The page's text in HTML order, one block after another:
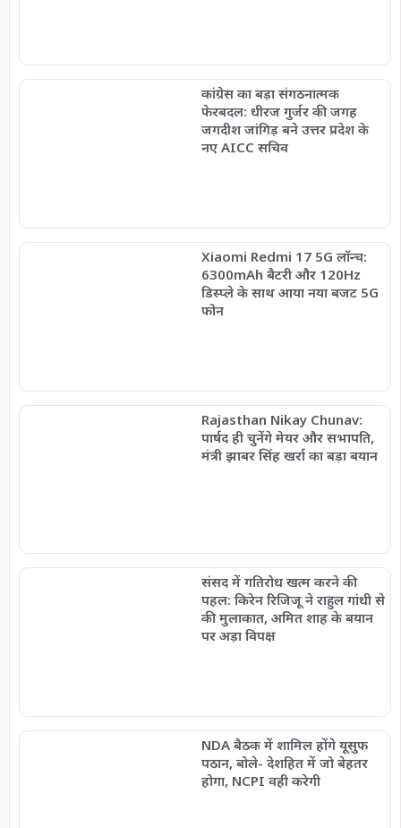
कांग्रेस का बड़ा संगठनात्मक
फेरबदल: धीरज गुर्जर की जगह
जगदीश जांगिड़ बने उत्तर प्रदेश के
नए AICC सचिव
Xiaomi Redmi 17 5G लॉन्च:
6300mAh बैटरी और 120Hz
डिस्प्ले के साथ आया नया बजट 5G
फोन
Rajasthan Nikay Chunav:
पार्षद ही चुनेंगे मेयर और सभापति,
मंत्री झाबर सिंह खर्रा का बड़ा बयान
संसद में गतिरोध खत्म करने की
पहल: किरेन रिजिजू ने राहुल गांधी से
की मुलाकात, अमित शाह के बयान
पर अड़ा विपक्ष
NDA बैठक में शामिल होंगे यूसुफ
पठान, बोले- देशहित में जो बेहतर
होगा, NCPI वही करेगी